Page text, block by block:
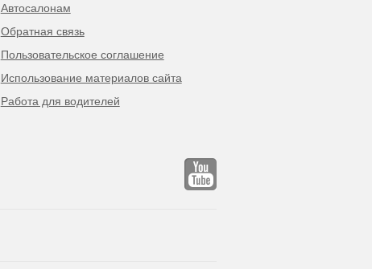
Автосалонам
Обратная связь
Пользовательское соглашение
Использование материалов сайта
Работа для водителей